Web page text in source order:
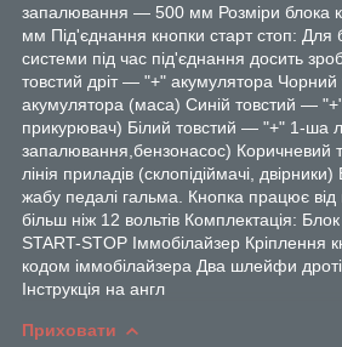
запалювання — 500 мм Розміри блока
мм Під'єднання кнопки старт стоп: Для
системи під час під'єднання досить
товстий дріт — "+" акумулятора
акумулятора (маса) Синій товстий —
прикурювач) Білий товстий — "+" 1-ша
запалювання,бензонасос) Коричневий
лінія приладів (склопідіймачі,
жабу педалі гальма. Кнопка працює від
більш ніж 12 вольтів Комплектація:
START-STOP Іммобілайзер Кріплення
кодом іммобілайзера Два шлейфи
Інструкція на англ
Приховати